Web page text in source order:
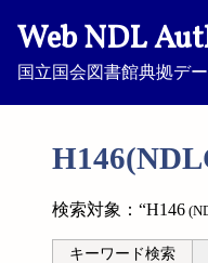
Web NDL
国立国会図書館典拠デ
検索対象：“H146
キーワード検索